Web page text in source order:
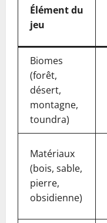
Élément du
jeu
Biomes
(forêt,
désert,
montagne,
toundra)
Matériaux
(bois, sable,
pierre,
obsidienne)